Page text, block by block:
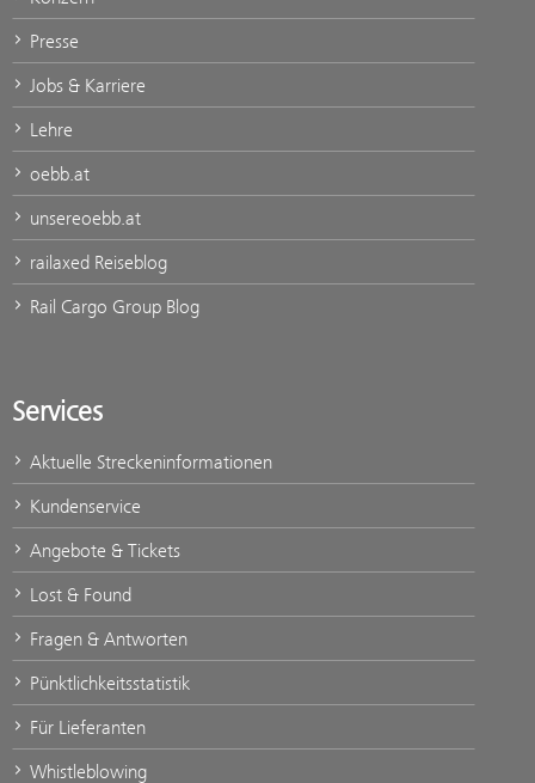
Presse
Jobs & Karriere
Lehre
oebb.at
unsereoebb.at
railaxed Reiseblog
Rail Cargo Group Blog
Services
Aktuelle Streckeninformationen
Kundenservice
Angebote & Tickets
Lost & Found
Fragen & Antworten
Pünktlichkeitsstatistik
Für Lieferanten
Whistleblowing